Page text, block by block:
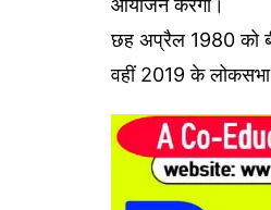
आयोजन करेगी।
छह अप्रैल 1980 को
वहीं 2019 के